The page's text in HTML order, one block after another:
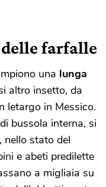
farfalle
una lunga
altro insetto, da
letargo in Messico.
bussola interna, si
nello stato del
e abeti predilette
a migliaia su